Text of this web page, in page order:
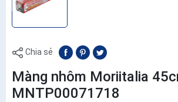
Chia sẻ
Màng nhôm Moriitalia
MNTP00071718